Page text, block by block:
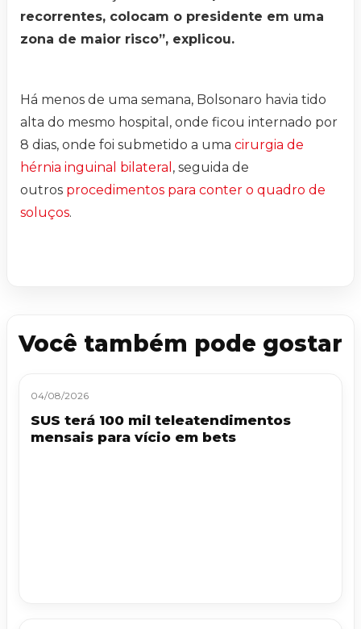
recorrentes, colocam o presidente em uma
zona de maior risco”, explicou.
Há menos de uma semana, Bolsonaro havia tido
alta do mesmo hospital, onde ficou internado por
8 dias, onde foi submetido a uma cirurgia de
hérnia inguinal bilateral , seguida de
outros procedimentos para conter o quadro de
soluços.
Você também pode gostar
04/08/2026
SUS terá 100 mil teleatendimentos
mensais para vício em bets